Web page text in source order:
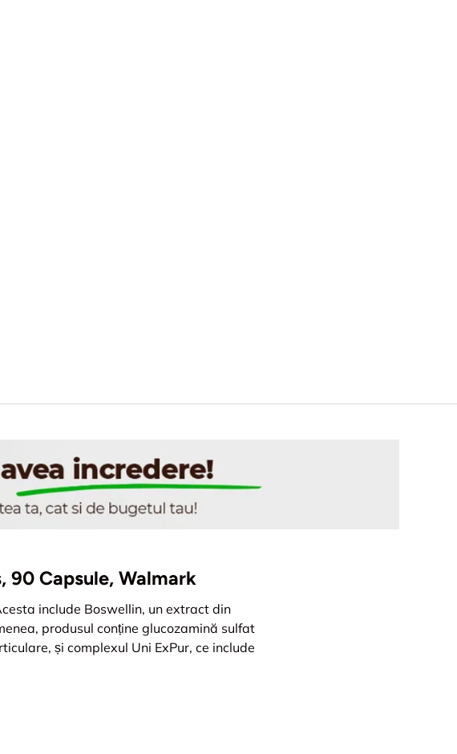
90 Capsule, Walmark
include Boswellin, un extract din
produsul conține glucozamină sulfat
și complexul Uni ExPur, ce include